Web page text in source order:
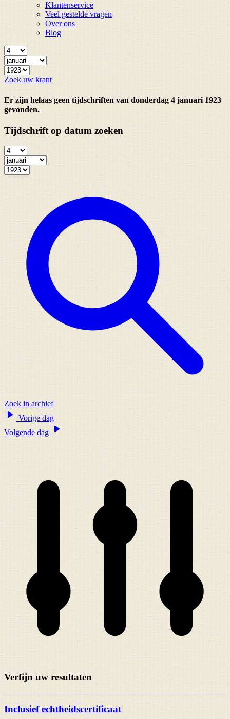
Klantenservice
Veel gestelde vragen
Over ons
Blog
Zoek uw krant
Er zijn helaas geen tijdschriften van donderdag 4 januari 1923
gevonden.
Tijdschrift op datum zoeken
Zoek in archief
Vorige dag
Volgende dag
Verfijn uw resultaten
Inclusief echtheidscertificaat